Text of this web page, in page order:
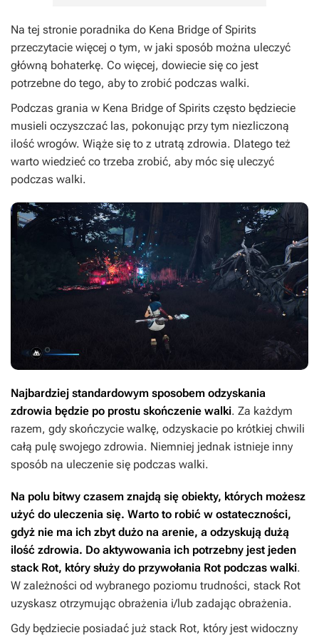
Na tej stronie poradnika do Kena Bridge of Spirits
przeczytacie więcej o tym, w jaki sposób można uleczyć
główną bohaterkę. Co więcej, dowiecie się co jest
potrzebne do tego, aby to zrobić podczas walki.
Podczas grania w Kena Bridge of Spirits często będziecie
musieli oczyszczać las, pokonując przy tym niezliczoną
ilość wrogów. Wiąże się to z utratą zdrowia. Dlatego też
warto wiedzieć co trzeba zrobić, aby móc się uleczyć
podczas walki.
Najbardziej standardowym sposobem odzyskania
zdrowia będzie po prostu skończenie walki. Za każdym
razem, gdy skończycie walkę, odzyskacie po krótkiej chwili
całą pulę swojego zdrowia. Niemniej jednak istnieje inny
sposób na uleczenie się podczas walki.
Na polu bitwy czasem znajdą się obiekty, których możesz
użyć do uleczenia się. Warto to robić w ostateczności,
gdyż nie ma ich zbyt dużo na arenie, a odzyskują dużą
ilość zdrowia. Do aktywowania ich potrzebny jest jeden
stack Rot, który służy do przywołania Rot podczas walki.
W zależności od wybranego poziomu trudności, stack Rot
uzyskasz otrzymując obrażenia i/lub zadając obrażenia.
Gdy będziecie posiadać już stack Rot, który jest widoczny